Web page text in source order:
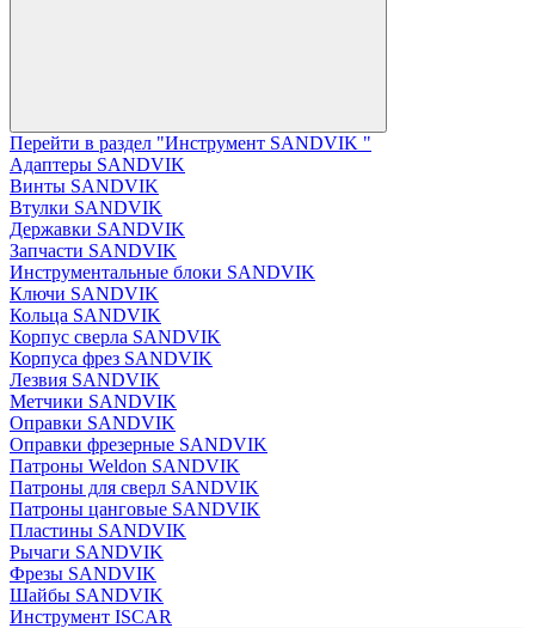
Перейти в раздел "Инструмент SANDVIK "
Адаптеры SANDVIK
Винты SANDVIK
Втулки SANDVIK
Державки SANDVIK
Запчасти SANDVIK
Инструментальные блоки SANDVIK
Ключи SANDVIK
Кольца SANDVIK
Корпус сверла SANDVIK
Корпуса фрез SANDVIK
Лезвия SANDVIK
Метчики SANDVIK
Оправки SANDVIK
Оправки фрезерные SANDVIK
Патроны Weldon SANDVIK
Патроны для сверл SANDVIK
Патроны цанговые SANDVIK
Пластины SANDVIK
Рычаги SANDVIK
Фрезы SANDVIK
Шайбы SANDVIK
Инструмент ISCAR